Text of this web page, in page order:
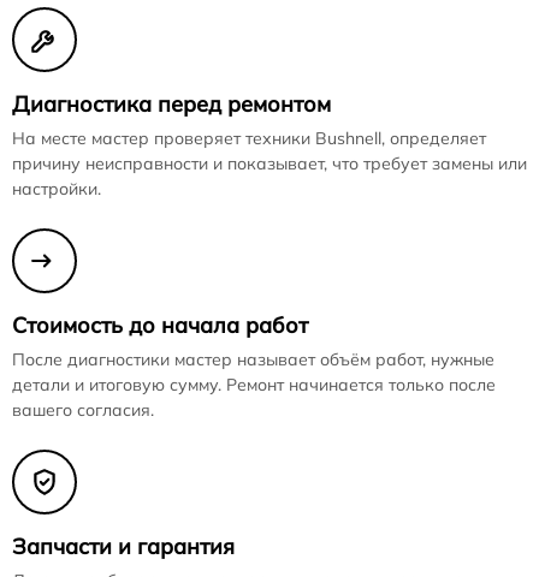
Диагностика перед ремонтом
На месте мастер проверяет техники Bushnell, определяет
причину неисправности и показывает, что требует замены или
настройки.
Стоимость до начала работ
После диагностики мастер называет объём работ, нужные
детали и итоговую сумму. Ремонт начинается только после
вашего согласия.
Запчасти и гарантия